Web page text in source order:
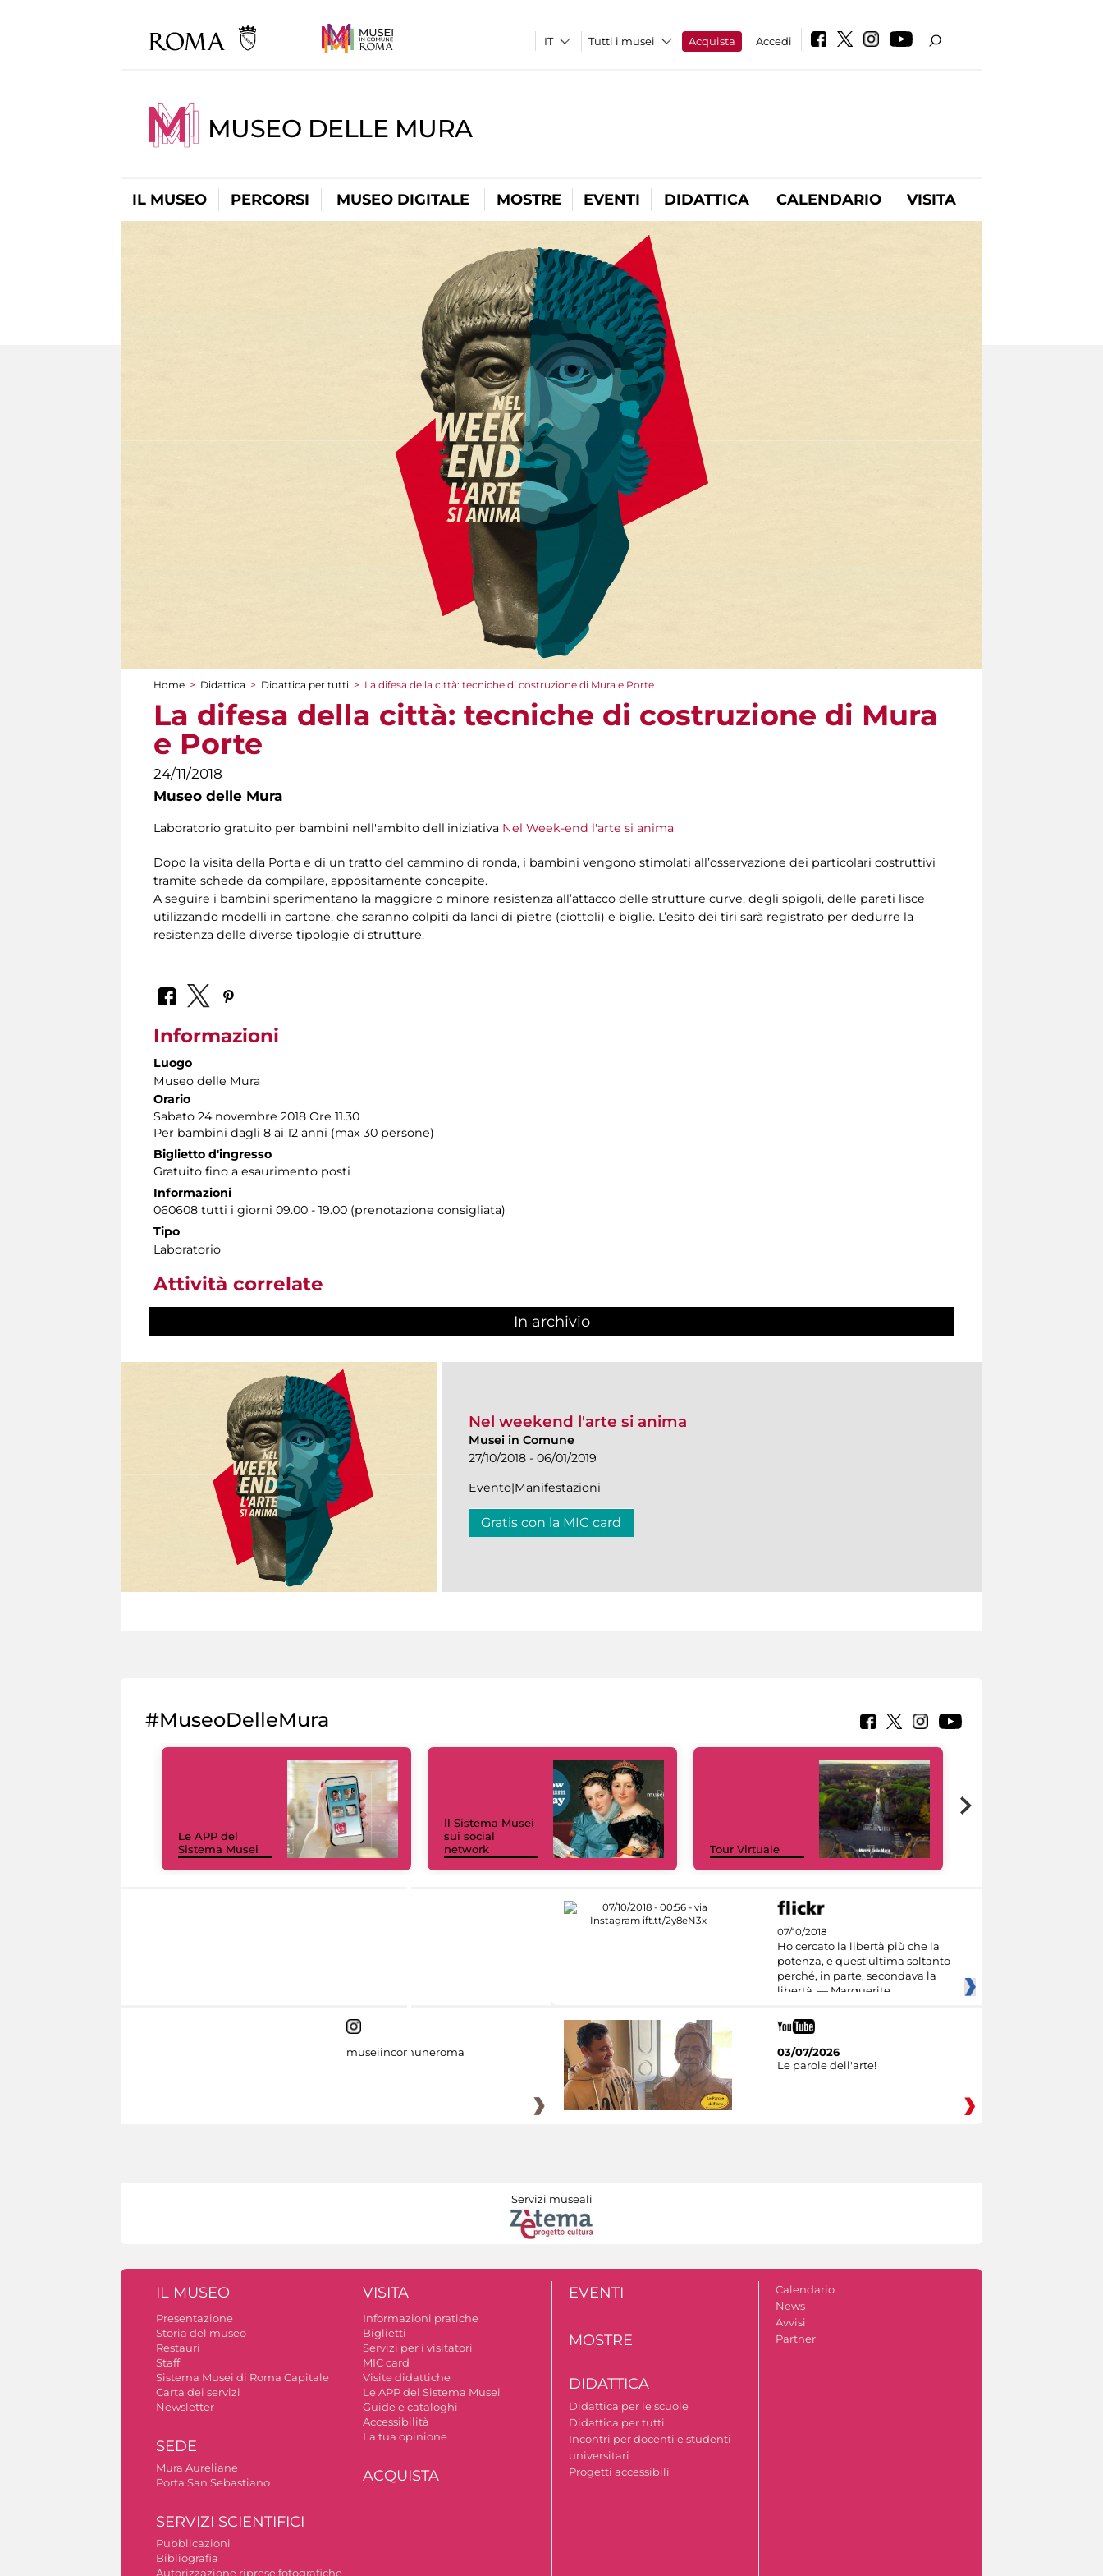
Tutti i musei Acquista Accedi
MUSEO DELLE MURA
IL MUSEO PERCORSI MUSEO DIGITALE MOSTRE EVENTI DIDATTICA CALENDARIO VISITA
Tu sei qui
Home > Didattica > Didattica per tutti > La difesa della città: tecniche di costruzione di Mura e Porte
La difesa della città: tecniche di costruzione di Mura
e Porte
24/11/2018
Museo delle Mura
Laboratorio gratuito per bambini nell'ambito dell'iniziativa Nel Week-end l'arte si anima
Dopo la visita della Porta e di un tratto del cammino di ronda, i bambini vengono stimolati all’osservazione dei particolari costruttivi
tramite schede da compilare, appositamente concepite.
A seguire i bambini sperimentano la maggiore o minore resistenza all’attacco delle strutture curve, degli spigoli, delle pareti lisce
utilizzando modelli in cartone, che saranno colpiti da lanci di pietre (ciottoli) e biglie. L’esito dei tiri sarà registrato per dedurre la
resistenza delle diverse tipologie di strutture.
Informazioni
Luogo
Museo delle Mura
Orario
Sabato 24 novembre 2018 Ore 11.30
Per bambini dagli 8 ai 12 anni (max 30 persone)
Biglietto d'ingresso
Gratuito fino a esaurimento posti
Informazioni
060608 tutti i giorni 09.00 - 19.00 (prenotazione consigliata)
Tipo
Laboratorio
Attività correlate
In archivio
Nel weekend l'arte si anima
Musei in Comune
27/10/2018 - 06/01/2019
Evento|Manifestazioni
Gratis con la MIC card
#MuseoDelleMura
Le APP del
Sistema Musei
Il Sistema Musei
sui social
network
Tour Virtuale
07/10/2018
Ho cercato la libertà più che la
potenza, e quest'ultima soltanto
perché, in parte, secondava la
libertà. — Marguerite
museiincomuneroma
03/07/2026
Le parole dell'arte!
Servizi museali
IL MUSEO
Presentazione
Storia del museo
Restauri
Staff
Sistema Musei di Roma Capitale
Carta dei servizi
Newsletter
SEDE
Mura Aureliane
Porta San Sebastiano
SERVIZI SCIENTIFICI
Pubblicazioni
Bibliografia
Autorizzazione riprese fotografiche
VISITA
Informazioni pratiche
Biglietti
Servizi per i visitatori
MIC card
Visite didattiche
Le APP del Sistema Musei
Guide e cataloghi
Accessibilità
La tua opinione
ACQUISTA
EVENTI
MOSTRE
DIDATTICA
Didattica per le scuole
Didattica per tutti
Incontri per docenti e studenti
universitari
Progetti accessibili
Calendario
News
Avvisi
Partner